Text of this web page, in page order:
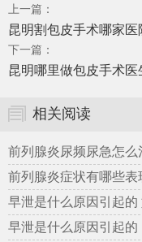
上一篇：
昆明割包皮手术哪家
下一篇：
昆明哪里做包皮手术医
相关阅读
前列腺炎尿频尿急怎么
南
前列腺炎症状有哪些表
案
早泄是什么原因引起
早泄是什么原因引起